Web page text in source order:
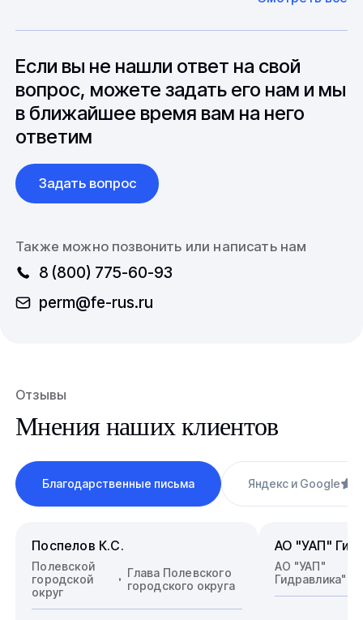
до 6 месяцев производства.
вопросы связанные с документацией и
международной логистикой.
Если вы не нашли ответ на свой
вопрос, можете задать его нам и мы
в ближайшее время вам на него
ответим
Задать вопрос
Также можно позвонить или написать нам
8 (800) 775-60-93
perm@fe-rus.ru
Отзывы
Мнения наших клиентов
Благодарственные письма Яндекс и Google
Поспелов К.С.
Полевской
городской
округ
Глава Полевского
городского округа
АО "УАП"
АО "УАП"
Гидравлика"